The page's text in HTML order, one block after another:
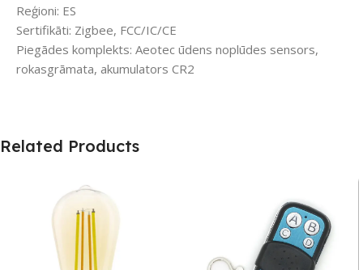
Reģioni: ES
Sertifikāti: Zigbee, FCC/IC/CE
Piegādes komplekts: Aeotec ūdens noplūdes sensors,
rokasgrāmata, akumulators CR2
Related Products